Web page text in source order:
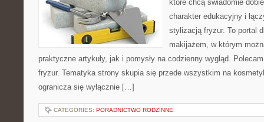
które chcą świadomie
charakter edukacyjny i
stylizacją fryzur. To portal
makijażem, w którym
praktyczne artykuły, jak i pomysły na codzienny wygląd.
fryzur. Tematyka strony skupia się przede wszystkim na
ogranicza się wyłącznie […]
CATEGORIES: PORADNICTWO RODZINNE